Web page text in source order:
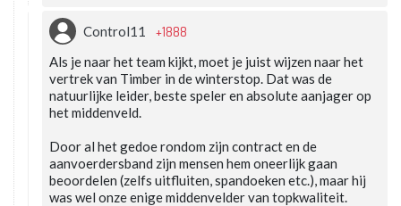
Control11 +1888
Als je naar het team kijkt, moet je juist wijzen naar het
vertrek van Timber in de winterstop. Dat was de
natuurlijke leider, beste speler en absolute aanjager op
het middenveld.
Door al het gedoe rondom zijn contract en de
aanvoerdersband zijn mensen hem oneerlijk gaan
beoordelen (zelfs uitfluiten, spandoeken etc.), maar hij
was wel onze enige middenvelder van topkwaliteit.